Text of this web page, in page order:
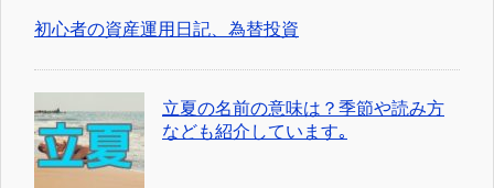
初心者の資産運用日記、為替投資
立夏の名前の意味は？季節や読み方
なども紹介しています｡